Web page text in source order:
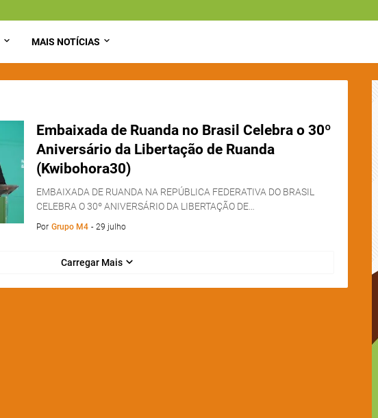
MAIS NOTÍCIAS
Embaixada de Ruanda no Brasil Celebra o 30º
Aniversário da Libertação de Ruanda
(Kwibohora30)
EMBAIXADA DE RUANDA NA REPÚBLICA FEDERATIVA DO BRASIL
CELEBRA O 30º ANIVERSÁRIO DA LIBERTAÇÃO DE…
Por Grupo M4 - 29 julho
Carregar Mais